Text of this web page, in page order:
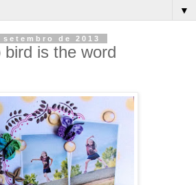
▼
de 2013
is the word